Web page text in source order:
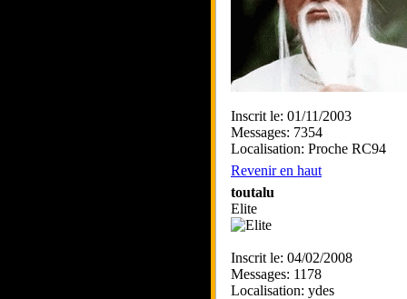
Inscrit le: 01/11/2003
Messages: 7354
Localisation: Proche RC94
Revenir en haut
toutalu
Elite
Inscrit le: 04/02/2008
Messages: 1178
Localisation: ydes